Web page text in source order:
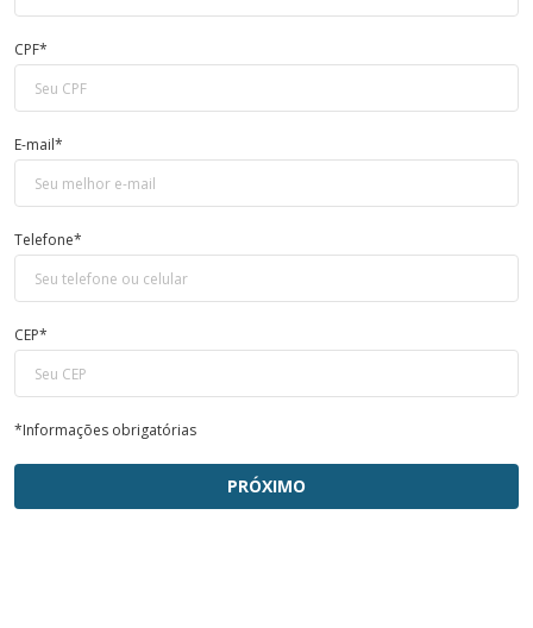
CPF*
E-mail*
Telefone*
CEP*
*Informações obrigatórias
PRÓXIMO